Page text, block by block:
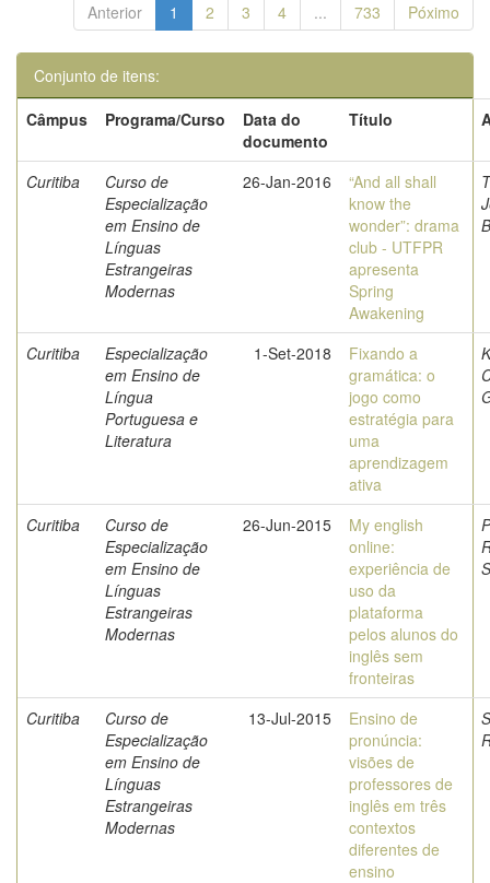
Anterior 1 2 3 4 ... 733 Póximo
Conjunto de itens:
Câmpus
Programa/Curso
Data do
documento
Título
Curitiba
Curso de
Especialização
em Ensino de
Línguas
Estrangeiras
Modernas
26-Jan-2016
“And all shall
know the
wonder”: drama
club - UTFPR
apresenta
Spring
Awakening
Curitiba
Especialização
em Ensino de
Língua
Portuguesa e
Literatura
1-Set-2018
Fixando a
gramática: o
jogo como
estratégia para
uma
aprendizagem
ativa
Curitiba
Curso de
Especialização
em Ensino de
Línguas
Estrangeiras
Modernas
26-Jun-2015
My english
online:
experiência de
uso da
plataforma
pelos alunos do
inglês sem
fronteiras
Curitiba
Curso de
Especialização
em Ensino de
Línguas
Estrangeiras
Modernas
13-Jul-2015
Ensino de
pronúncia:
visões de
professores de
inglês em três
contextos
diferentes de
ensino